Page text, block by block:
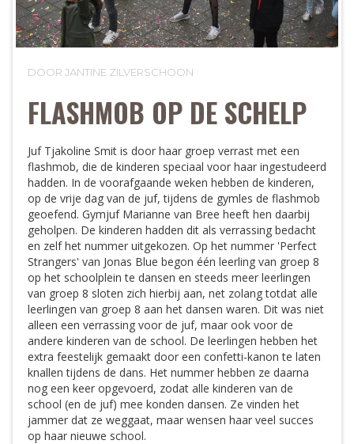
DOOR JANTINE ZILVERSCHOON
FLASHMOB OP DE SCHELP
Juf Tjakoline Smit is door haar groep verrast met een
flashmob, die de kinderen speciaal voor haar ingestudeerd
hadden. In de voorafgaande weken hebben de kinderen,
op de vrije dag van de juf, tijdens de gymles de flashmob
geoefend. Gymjuf Marianne van Bree heeft hen daarbij
geholpen. De kinderen hadden dit als verrassing bedacht
en zelf het nummer uitgekozen. Op het nummer 'Perfect
Strangers' van Jonas Blue begon één leerling van groep 8
op het schoolplein te dansen en steeds meer leerlingen
van groep 8 sloten zich hierbij aan, net zolang totdat alle
leerlingen van groep 8 aan het dansen waren. Dit was niet
alleen een verrassing voor de juf, maar ook voor de
andere kinderen van de school. De leerlingen hebben het
extra feestelijk gemaakt door een confetti-kanon te laten
knallen tijdens de dans. Het nummer hebben ze daarna
nog een keer opgevoerd, zodat alle kinderen van de
school (en de juf) mee konden dansen. Ze vinden het
jammer dat ze weggaat, maar wensen haar veel succes
op haar nieuwe school.